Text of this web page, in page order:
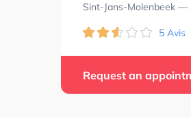
Sint-Jans-Molenbeek —
5 Avis
Request an